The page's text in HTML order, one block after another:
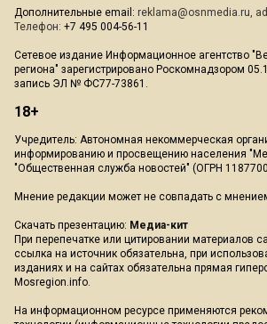
Дополнительные email: reklama@osnmedia.ru,
Телефон: +7 495 004-56-11
Сетевое издание Информационное агентство
региона" зарегистрировано Роскомнадзором
запись ЭЛ № ФС77-73861.
18+
Учредитель: Автономная некоммерческая
информированию и просвещению населения
"Общественная служба новостей" (ОГРН
Мнение редакции может не совпадать с
Скачать презентацию: Медиа-кит
При перепечатке или цитировании материалов
ссылка на источник обязательна, при
изданиях и на сайтах обязательна прямая
Mosregion.info.
На информационном ресурсе применяются